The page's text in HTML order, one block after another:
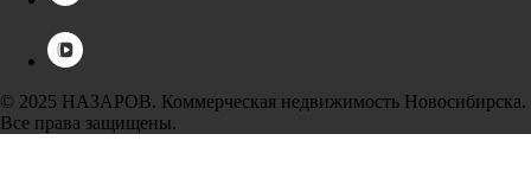
© 2025 НАЗАРОВ. Коммерческая недвижимость Новосибирска.
Все права защищены.